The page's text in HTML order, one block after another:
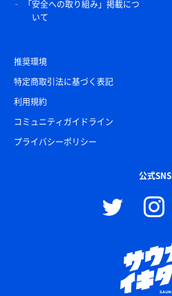
「安全への取り組み」掲載につ
いて
推奨環境
特定商取引法に基づく表記
利用規約
コミュニティガイドライン
プライバシーポリシー
公式SNS